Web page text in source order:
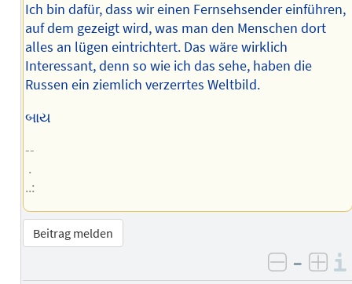
Ich bin dafür, dass wir einen Fernsehsender einführen,
auf dem gezeigt wird, was man den Menschen dort
alles an lügen eintrichtert. Das wäre wirklich
Interessant, denn so wie ich das sehe, haben die
Russen ein ziemlich verzerrtes Weltbild.
બાય
--
.
..:
Beitrag melden
negativ
–